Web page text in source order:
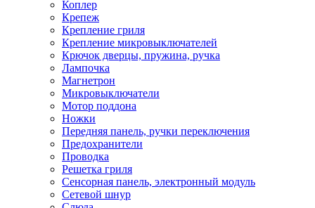
Коплер
Крепеж
Крепление гриля
Крепление микровыключателей
Крючок дверцы, пружина, ручка
Лампочка
Магнетрон
Микровыключатели
Мотор поддона
Ножки
Передняя панель, ручки переключения
Предохранители
Проводка
Решетка гриля
Сенсорная панель, электронный модуль
Сетевой шнур